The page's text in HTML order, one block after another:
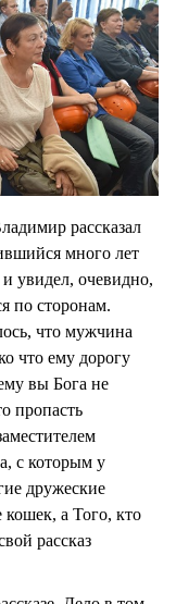
рассказал
много лет
увидел, очевидно,
по сторонам.
что мужчина
что ему дорогу
вы Бога не
пропасть
с которым у
дружеские
а Того, кто
рассказ